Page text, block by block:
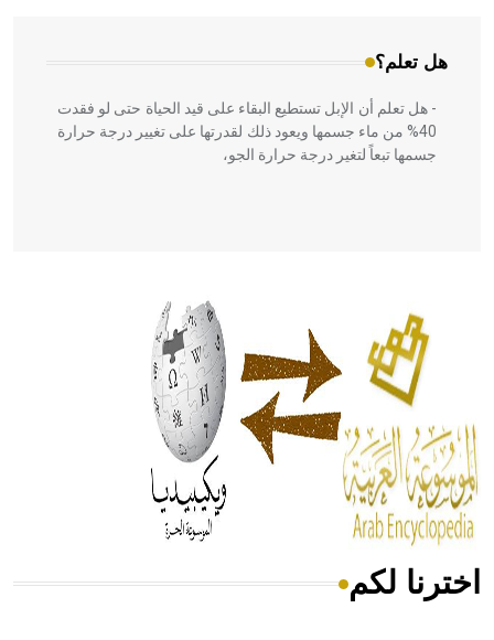
هل تعلم؟
- هل تعلم أن الإبل تستطيع البقاء على قيد الحياة حتى لو فقدت
40% من ماء جسمها ويعود ذلك لقدرتها على تغيير درجة حرارة
جسمها تبعاً لتغير درجة حرارة الجو،
الحكم، الأدلة، تنظيم التغذية، ورسالته في جروح الرأس. ويعود
له الفضل بأنه حرر الطب من الدين والفلسفة.
- هل تعلم أن المرجان إفراز حيواني يتكون في البحر ويتركب
من مادة كربونات الكلسيوم، وهو أحمر أو شديد الحمرة وهو
أجود أنواعه، ويمتاز بكبر الحجم ويسمى الش
هل تعلم أن الأبسيد كلمة فرنسية اللفظ تم اعتمادها مصطلحاً
اخترنا لكم